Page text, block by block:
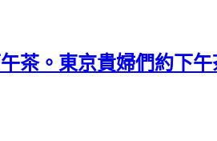
茶。東京貴婦們約下